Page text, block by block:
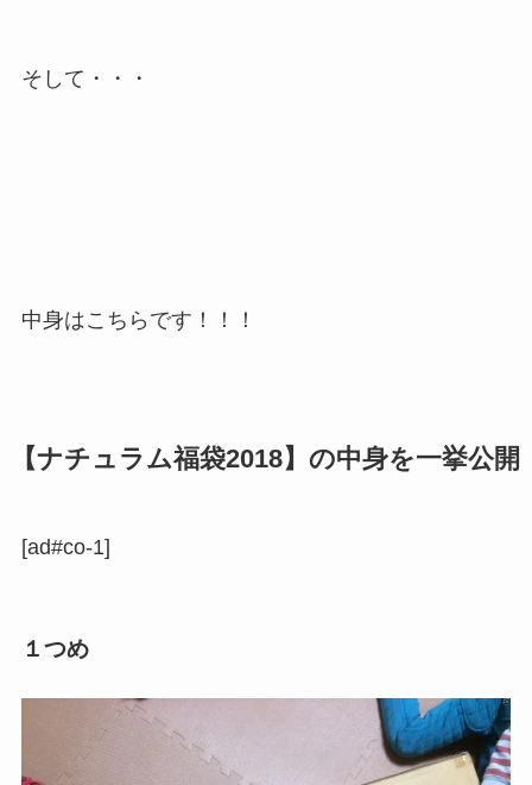
そして・・・
中身はこちらです！！！
【ナチュラム福袋2018】の中身を一挙公開
[ad#co-1]
１つめ